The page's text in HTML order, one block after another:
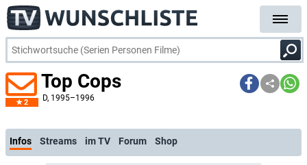
2
Top Cops
D, 1995–1996
Infos Streams im TV Forum Shop